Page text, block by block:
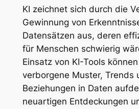
KI zeichnet sich durch die
Gewinnung von
Datensätzen aus, deren
für Menschen schwierig
Einsatz von KI-Tools
verborgene Muster, Trends
Beziehungen in Daten
neuartigen Entdeckungen